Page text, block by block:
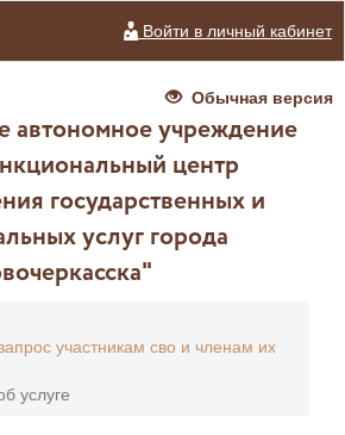
Войти в личный кабинет
Обычная версия
автономное учреждение
центр
государственных и
услуг города
участникам сво и членам их
услуге